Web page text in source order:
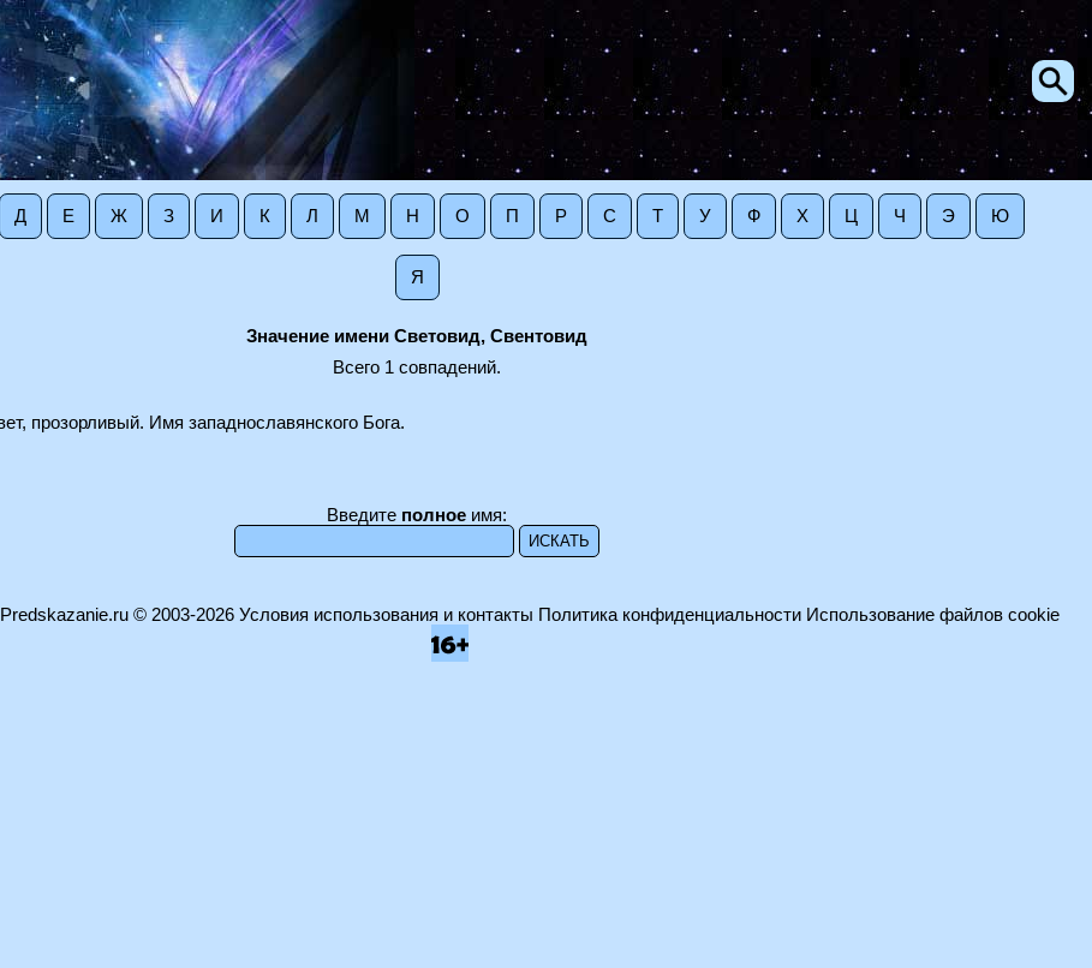
Д Е Ж З И К Л М Н О П Р С Т У Ф Х Ц Ч Э Ю
Я
Значение имени Световид, Свентовид
Всего 1 совпадений.
прозорливый. Имя западнославянского Бога.
Введите полное имя:
© 2003-2026 Условия использования и контакты Политика конфиденциальности Использование файлов cookie